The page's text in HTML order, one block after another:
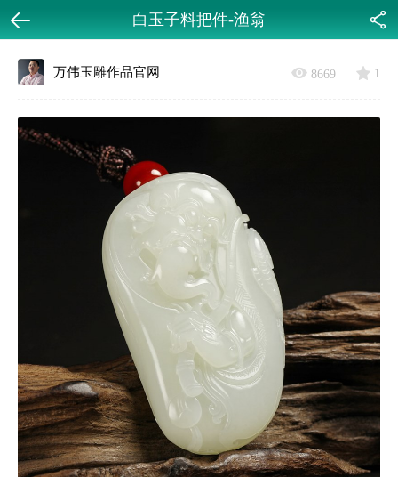
白玉子料把件-渔翁
返回
万伟玉雕作品官网
8669 1